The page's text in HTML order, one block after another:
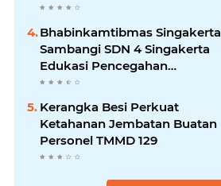
Bhabinkamtibmas Singakerta
Sambangi SDN 4 Singakerta
Edukasi Pencegahan
Penculikan Anak
Kerangka Besi Perkuat
Ketahanan Jembatan Buatan
Personel TMMD 129